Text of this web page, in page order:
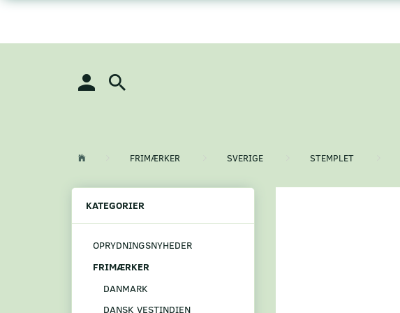
FRIMÆRKER SVERIGE STEMPLET
KATEGORIER
OPRYDNINGSNYHEDER
FRIMÆRKER
DANMARK
DANSK VESTINDIEN